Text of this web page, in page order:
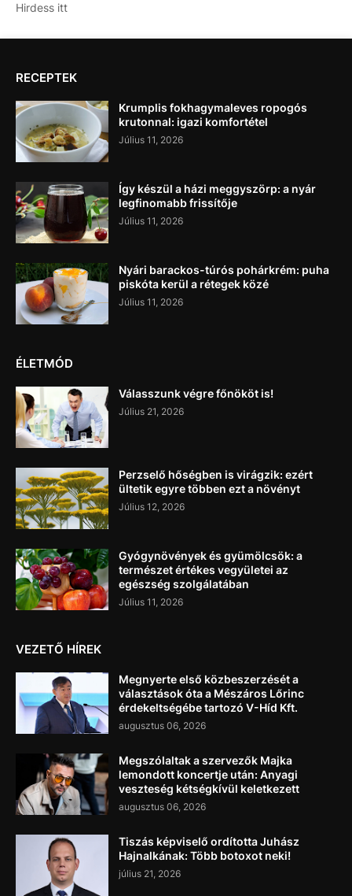
Hirdess itt
RECEPTEK
Krumplis fokhagymaleves ropogós
krutonnal: igazi komfortétel
Július 11, 2026
Így készül a házi meggyszörp: a nyár
legfinomabb frissítője
Július 11, 2026
Nyári barackos-túrós pohárkrém: puha
piskóta kerül a rétegek közé
Július 11, 2026
ÉLETMÓD
Válasszunk végre főnököt is!
Július 21, 2026
Perzselő hőségben is virágzik: ezért
ültetik egyre többen ezt a növényt
Július 12, 2026
Gyógynövények és gyümölcsök: a
természet értékes vegyületei az
egészség szolgálatában
Július 11, 2026
VEZETŐ HÍREK
Megnyerte első közbeszerzését a
választások óta a Mészáros Lőrinc
érdekeltségébe tartozó V-Híd Kft.
augusztus 06, 2026
Megszólaltak a szervezők Majka
lemondott koncertje után: Anyagi
veszteség kétségkívül keletkezett
augusztus 06, 2026
Tiszás képviselő ordította Juhász
Hajnalkának: Több botoxot neki!
július 21, 2026